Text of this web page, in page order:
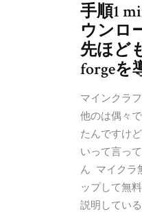
手順1
ウンロ
先ほど
forgeを
マインクラ
他のは偶々
たんですけ
いって言っ
ん マイクラ
ップして無
説明してい